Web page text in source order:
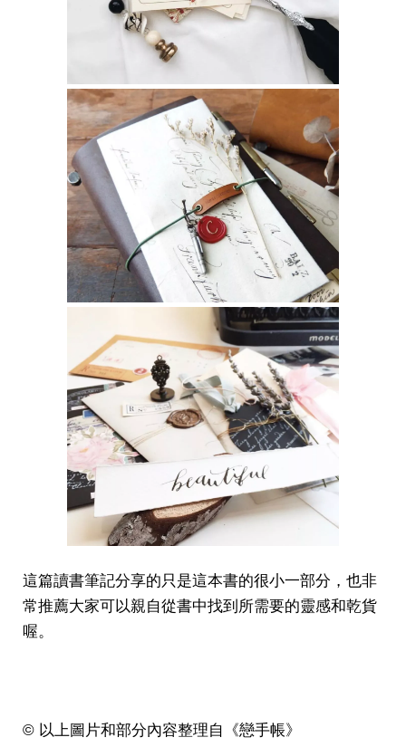
這篇讀書筆記分享的只是這本書的很小一部分，也非
常推薦大家可以親自從書中找到所需要的靈感和乾貨
喔。
©️ 以上圖片和部分內容整理自《戀手帳》